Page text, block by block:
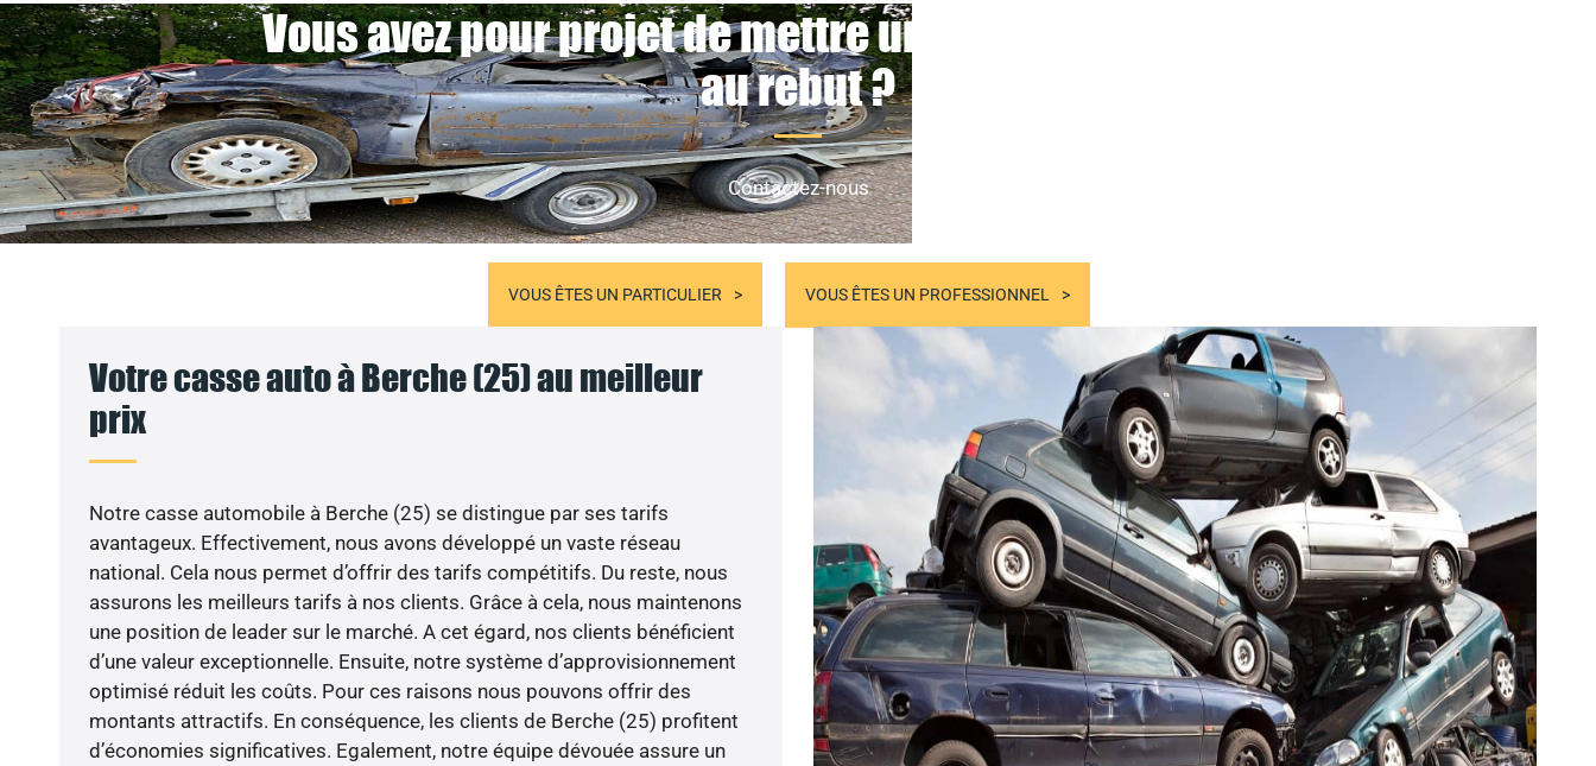
Vous avez pour projet de mettre un véhicule non roulant
au rebut ?
Contactez-nous
VOUS ÊTES UN PARTICULIER VOUS ÊTES UN PROFESSIONNEL
Votre casse auto à Berche (25) au meilleur
prix
Notre casse automobile à Berche (25) se distingue par ses tarifs
avantageux. Effectivement, nous avons développé un vaste réseau
national. Cela nous permet d’offrir des tarifs compétitifs. Du reste, nous
assurons les meilleurs tarifs à nos clients. Grâce à cela, nous maintenons
une position de leader sur le marché. A cet égard, nos clients bénéficient
d’une valeur exceptionnelle. Ensuite, notre système d’approvisionnement
optimisé réduit les coûts. Pour ces raisons nous pouvons offrir des
montants attractifs. En conséquence, les clients de Berche (25) profitent
d’économies significatives. Egalement, notre équipe dévouée assure un